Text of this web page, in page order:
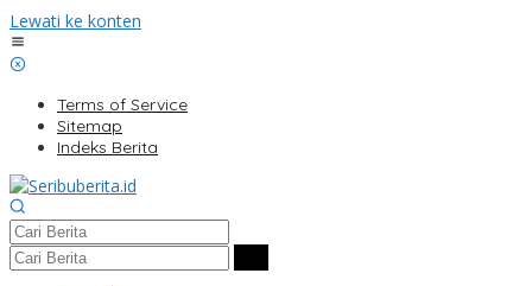
Lewati ke konten
Terms of Service
Sitemap
Indeks Berita